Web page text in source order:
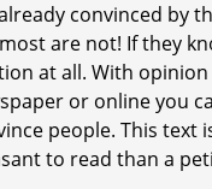
convinced by
are not! If they
at all. With
or online you
people. This text
to read than a